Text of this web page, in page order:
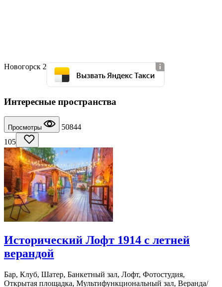
Новогорск 2
Вызвать Яндекс Такси
Интересные пространства
Просмотры
50844
105
Исторический Лофт 1914 с летней
верандой
Бар, Клуб, Шатер, Банкетный зал, Лофт, Фотостудия,
Открытая площадка, Мультифункциональный зал, Веранда/